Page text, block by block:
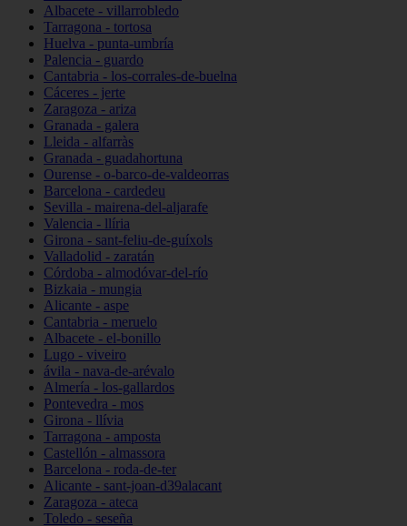
Albacete - villarrobledo
Tarragona - tortosa
Huelva - punta-umbría
Palencia - guardo
Cantabria - los-corrales-de-buelna
Cáceres - jerte
Zaragoza - ariza
Granada - galera
Lleida - alfarràs
Granada - guadahortuna
Ourense - o-barco-de-valdeorras
Barcelona - cardedeu
Sevilla - mairena-del-aljarafe
Valencia - llíria
Girona - sant-feliu-de-guíxols
Valladolid - zaratán
Córdoba - almodóvar-del-río
Bizkaia - mungia
Alicante - aspe
Cantabria - meruelo
Albacete - el-bonillo
Lugo - viveiro
ávila - nava-de-arévalo
Almería - los-gallardos
Pontevedra - mos
Girona - llívia
Tarragona - amposta
Castellón - almassora
Barcelona - roda-de-ter
Alicante - sant-joan-d39alacant
Zaragoza - ateca
Toledo - seseña